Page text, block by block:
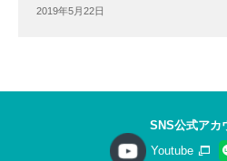
2019年5月22日
SNS公式アカ
Youtube